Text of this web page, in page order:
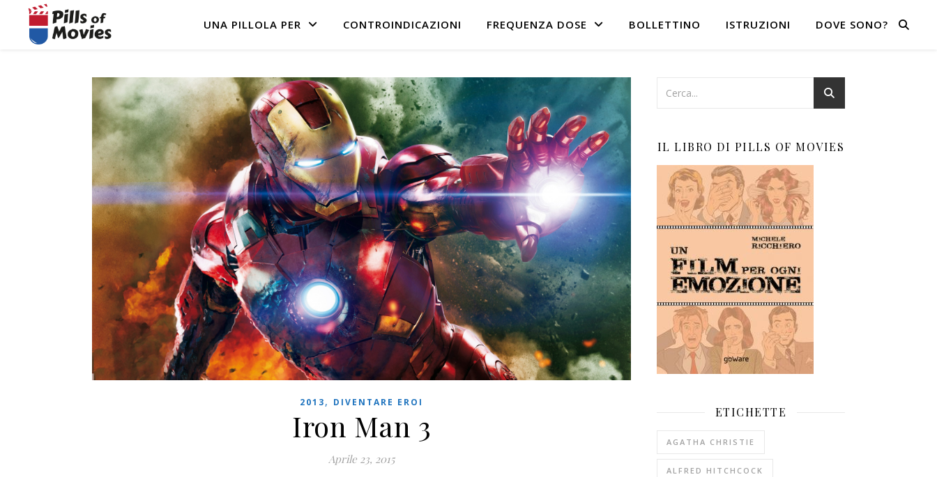
UNA PILLOLA PER CONTROINDICAZIONI FREQUENZA DOSE BOLLETTINO ISTRUZIONI DOVE SONO?
2013, DIVENTARE EROI
Iron Man 3
Aprile 23, 2015
IL LIBRO DI PILLS OF MOVIES
ETICHETTE
AGATHA CHRISTIE
ALFRED HITCHCOCK